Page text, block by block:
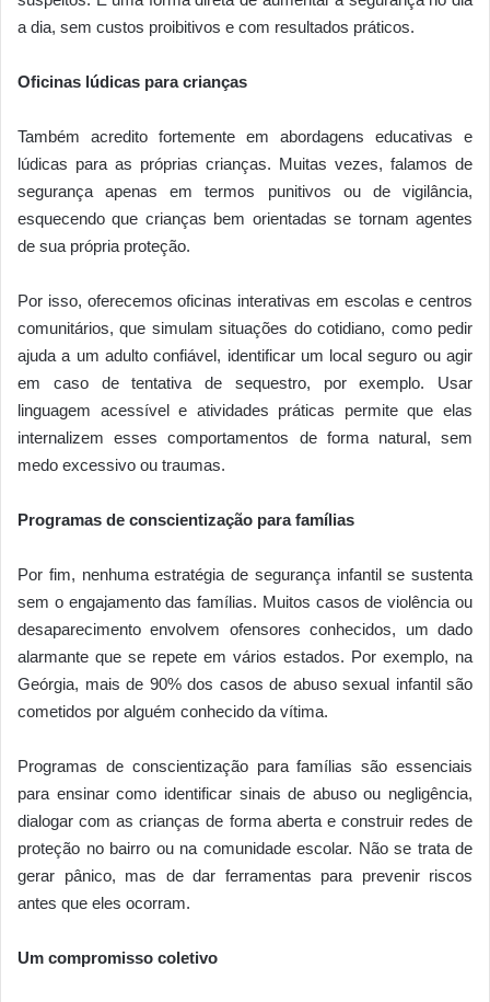
a dia, sem custos proibitivos e com resultados práticos.
Oficinas lúdicas para crianças
Também acredito fortemente em abordagens educativas e
lúdicas para as próprias crianças. Muitas vezes, falamos de
segurança apenas em termos punitivos ou de vigilância,
esquecendo que crianças bem orientadas se tornam agentes
de sua própria proteção.
Por isso, oferecemos oficinas interativas em escolas e centros
comunitários, que simulam situações do cotidiano, como pedir
ajuda a um adulto confiável, identificar um local seguro ou agir
em caso de tentativa de sequestro, por exemplo. Usar
linguagem acessível e atividades práticas permite que elas
internalizem esses comportamentos de forma natural, sem
medo excessivo ou traumas.
Programas de conscientização para famílias
Por fim, nenhuma estratégia de segurança infantil se sustenta
sem o engajamento das famílias. Muitos casos de violência ou
desaparecimento envolvem ofensores conhecidos, um dado
alarmante que se repete em vários estados. Por exemplo, na
Geórgia, mais de 90% dos casos de abuso sexual infantil são
cometidos por alguém conhecido da vítima.
Programas de conscientização para famílias são essenciais
para ensinar como identificar sinais de abuso ou negligência,
dialogar com as crianças de forma aberta e construir redes de
proteção no bairro ou na comunidade escolar. Não se trata de
gerar pânico, mas de dar ferramentas para prevenir riscos
antes que eles ocorram.
Um compromisso coletivo